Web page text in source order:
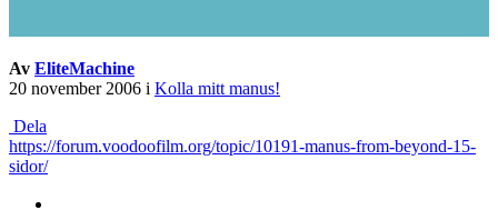
Av EliteMachine
20 november 2006 i Kolla mitt manus!
Dela
https://forum.voodoofilm.org/topic/10191-manus-from-beyond-15-
sidor/